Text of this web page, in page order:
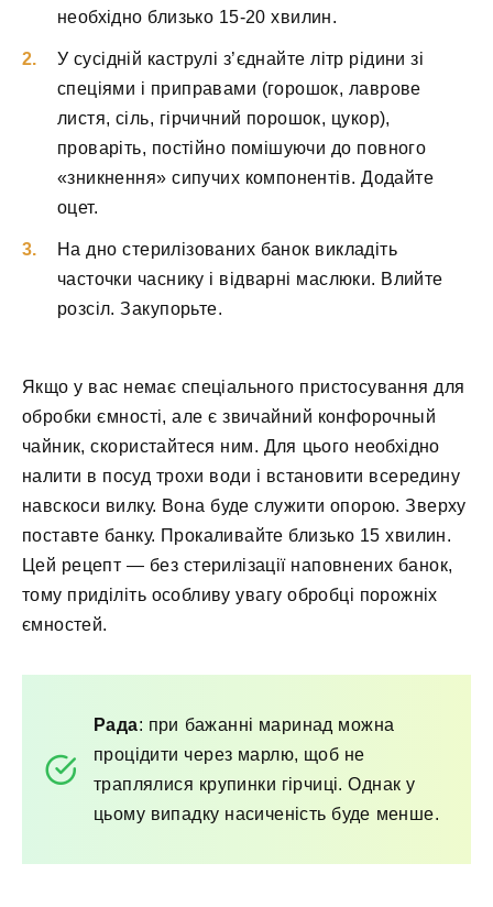
необхідно близько 15-20 хвилин.
У сусідній каструлі з’єднайте літр рідини зі
спеціями і приправами (горошок, лаврове
листя, сіль, гірчичний порошок, цукор),
проваріть, постійно помішуючи до повного
«зникнення» сипучих компонентів. Додайте
оцет.
На дно стерилізованих банок викладіть
часточки часнику і відварні маслюки. Влийте
розсіл. Закупорьте.
Якщо у вас немає спеціального пристосування для
обробки ємності, але є звичайний конфорочный
чайник, скористайтеся ним. Для цього необхідно
налити в посуд трохи води і встановити всередину
навскоси вилку. Вона буде служити опорою. Зверху
поставте банку. Прокаливайте близько 15 хвилин.
Цей рецепт — без стерилізації наповнених банок,
тому приділіть особливу увагу обробці порожніх
ємностей.
Рада: при бажанні маринад можна
процідити через марлю, щоб не
траплялися крупинки гірчиці. Однак у
цьому випадку насиченість буде менше.